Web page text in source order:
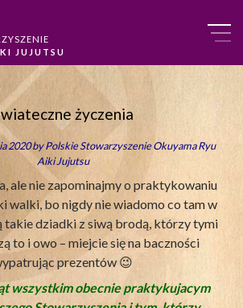
JUJUTSU
życzenia
2020 byPolskie Stowarzyszenie Okuyama Ryu
Aiki Jujutsu
ale nie zapominajmy o praktykowaniu
walki, bo nigdy nie wiadomo co tam w
takie dziadki z siwą brodą, którzy tymi
to i owo – miejcie się na baczności
prezentów 😉
wszystkim obecnie praktykujacym